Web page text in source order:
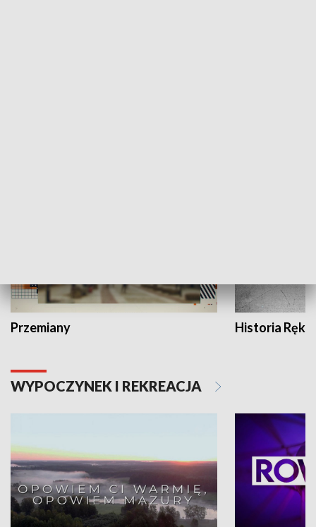
Przemiany Historia Ręką
WYPOCZYNEK I REKREACJA